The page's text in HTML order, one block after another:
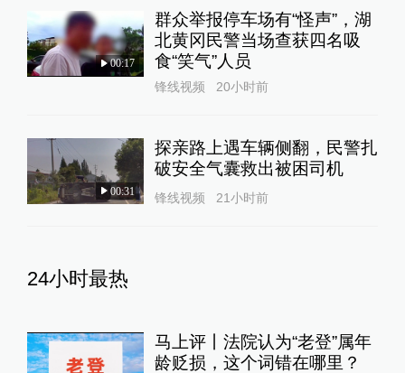
00:17
群众举报停车场有“怪声”，湖
北黄冈民警当场查获四名吸
食“笑气”人员
锋线视频 20小时前
00:31
探亲路上遇车辆侧翻，民警扎
破安全气囊救出被困司机
锋线视频 21小时前
24小时最热
马上评丨法院认为“老登”属年
龄贬损，这个词错在哪里？